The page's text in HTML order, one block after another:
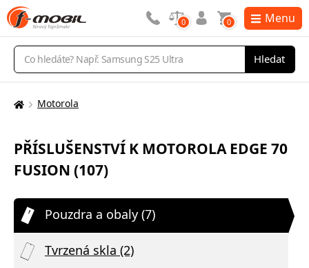
Vyhledávání
Hledat
0 0 Menu
Zde
nacházíte:
Motorola
PŘÍSLUŠENSTVÍ K MOTOROLA EDGE 70
FUSION (107)
Pouzdra a obaly (7)
Tvrzená skla (2)